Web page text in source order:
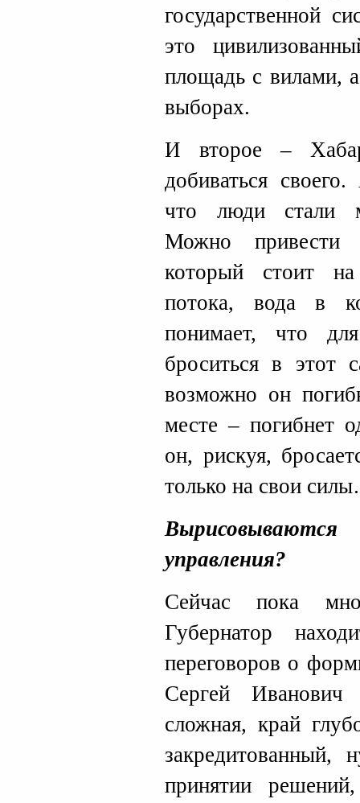
государственной
это
площадь с вилами,
выборах.
И второе –
добиваться
что люди стали
Можно привести
который стоит
потока, вода в
понимает, что
броситься в этот
возможно он
месте – погибнет
он, рискуя,
только на свои
управления?
Сейчас пока
Губернатор
переговоров о
Сергей Иванович
сложная, край
принятии